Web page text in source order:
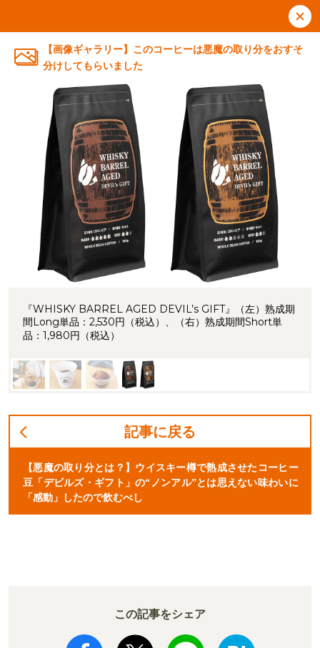
【画像ギャラリー】このコーヒーは悪魔の取り分をおすそ
分けしてもらいました
『WHISKY BARREL AGED DEVIL’s GIFT』（左）熟成期
間Long単品：2,530円（税込）、（右）熟成期間Short単
品：1,980円（税込）
記事に戻る
【悪魔の取り分とは？】ウイスキー樽で熟成させたコーヒー
豆「デビルズ・ギフト」の“ノンアル”とは思えない味わいに
「感動」したので飲むべし
この記事をシェア